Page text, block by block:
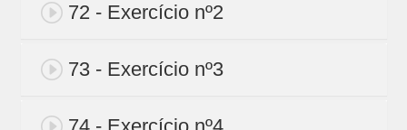
72 - Exercício nº2
73 - Exercício nº3